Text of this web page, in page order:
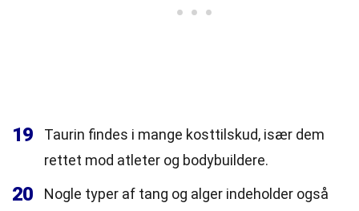
19
Taurin findes i mange kosttilskud, især dem
rettet mod atleter og bodybuildere.
20
Nogle typer af tang og alger indeholder også